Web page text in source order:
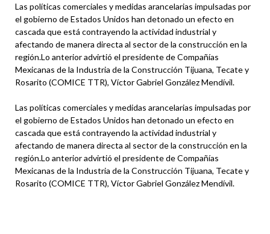
Las políticas comerciales y medidas arancelarias impulsadas por
el gobierno de Estados Unidos han detonado un efecto en
cascada que está contrayendo la actividad industrial y
afectando de manera directa al sector de la construcción en la
región.Lo anterior advirtió el presidente de Compañías
Mexicanas de la Industria de la Construcción Tijuana, Tecate y
Rosarito (COMICE TTR), Víctor Gabriel González Mendívil.
Las políticas comerciales y medidas arancelarias impulsadas por
el gobierno de Estados Unidos han detonado un efecto en
cascada que está contrayendo la actividad industrial y
afectando de manera directa al sector de la construcción en la
región.Lo anterior advirtió el presidente de Compañías
Mexicanas de la Industria de la Construcción Tijuana, Tecate y
Rosarito (COMICE TTR), Víctor Gabriel González Mendívil.